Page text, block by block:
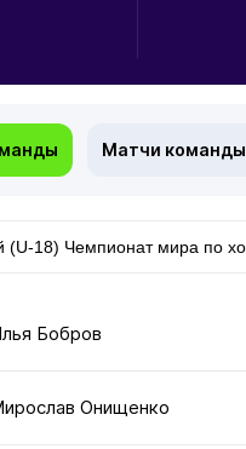
Матчи команды
Бобров
Онищенко